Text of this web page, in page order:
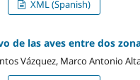
XML (Spanish)
de las aves entre dos
Vázquez, Marco Antonio